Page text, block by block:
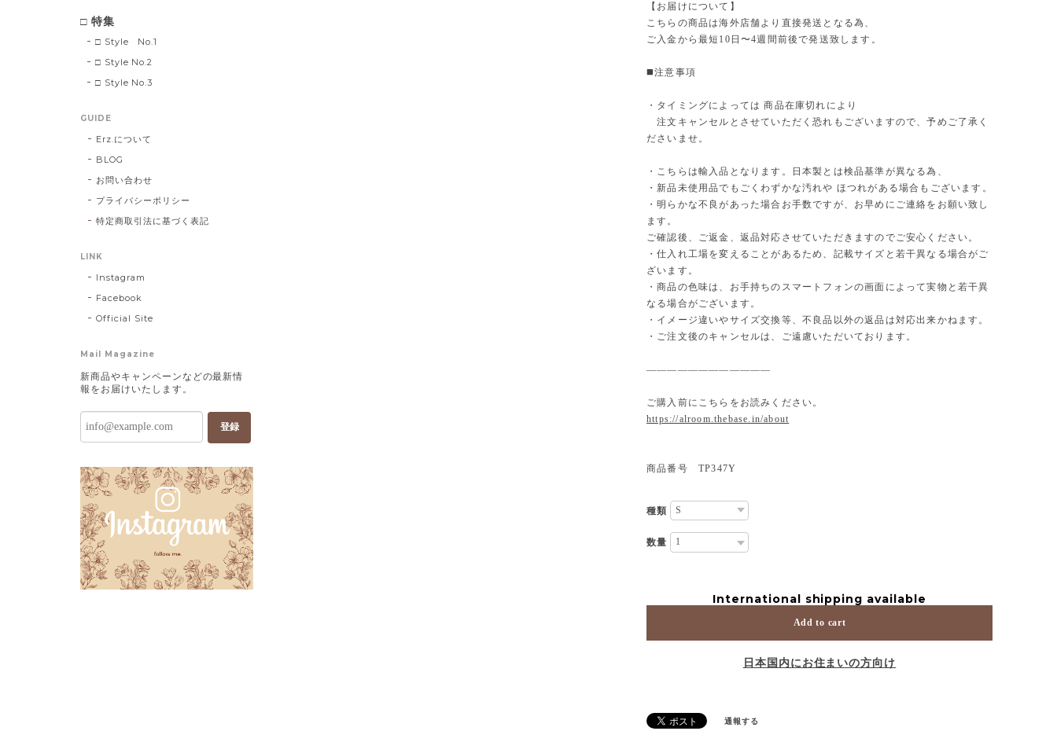
【お届けについて】
こちらの商品は海外店舗より直接発送となる為、
ご入金から最短10日〜4週間前後で発送致します。
◼️注意事項
・タイミングによっては 商品在庫切れにより
注文キャンセルとさせていただく恐れもございますので、予めご了承く
ださいませ。
・こちらは輸入品となります。日本製とは検品基準が異なる為、
・新品未使用品でもごくわずかな汚れや ほつれがある場合もございます。
・明らかな不良があった場合お手数ですが、お早めにご連絡をお願い致し
ます。
ご確認後、ご返金、返品対応させていただきますのでご安心ください。
・仕入れ工場を変えることがあるため、記載サイズと若干異なる場合がご
ざいます。
・商品の色味は、お手持ちのスマートフォンの画面によって実物と若干異
なる場合がございます。
・イメージ違いやサイズ交換等、不良品以外の返品は対応出来かねます。
・ご注文後のキャンセルは、ご遠慮いただいております。
————————————
ご購入前にこちらをお読みください。
https://alroom.thebase.in/about
商品番号 TP347Y
種類
数量
International shipping available
Add to cart
日本国内にお住まいの方向け
通報する
□ 特集
□ Style No.1
□ Style No.2
□ Style No.3
GUIDE
Erz.について
BLOG
お問い合わせ
プライバシーポリシー
特定商取引法に基づく表記
LINK
Instagram
Facebook
Official Site
Mail Magazine
新商品やキャンペーンなどの最新情
報をお届けいたします。
登録